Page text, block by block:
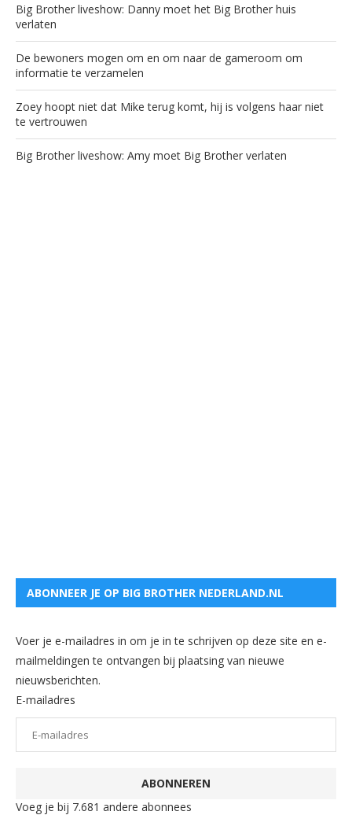
Big Brother liveshow: Danny moet het Big Brother huis
verlaten
De bewoners mogen om en om naar de gameroom om
informatie te verzamelen
Zoey hoopt niet dat Mike terug komt, hij is volgens haar niet
te vertrouwen
Big Brother liveshow: Amy moet Big Brother verlaten
ABONNEER JE OP BIG BROTHER NEDERLAND.NL
Voer je e-mailadres in om je in te schrijven op deze site en e-
mailmeldingen te ontvangen bij plaatsing van nieuwe
nieuwsberichten.
E-mailadres
ABONNEREN
Voeg je bij 7.681 andere abonnees